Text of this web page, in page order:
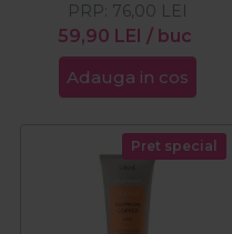
59,90 LEI / buc
PRP: 76,00 LEI
Adauga in cos
Pret special